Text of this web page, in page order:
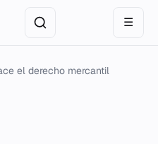
☰
el derecho mercantil